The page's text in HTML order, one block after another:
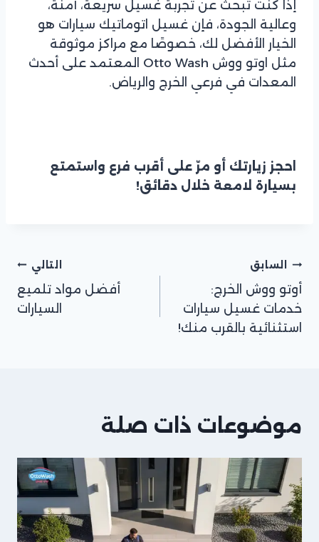
إذا كنت تبحث عن تجربة غسيل سريعة، آمنة،
وعالية الجودة، فإن غسيل اتوماتيك سيارات هو
الخيار الأفضل لك، خصوصًا مع مراكز موثوقة
مثل اوتو ووش Otto Wash المعتمد على أحدث
المعدات في فرعي الخرج والرياض.
احجز زيارتك أو مرّ على أقرب فرع واستمتع
بسيارة لامعة خلال دقائق!
السابق
أوتو ووش الخرج:
خدمات غسيل سيارات
استثنائية بالقرب منك!
التالي
أفضل مواد تلميع
السيارات
موضوعات ذات صلة